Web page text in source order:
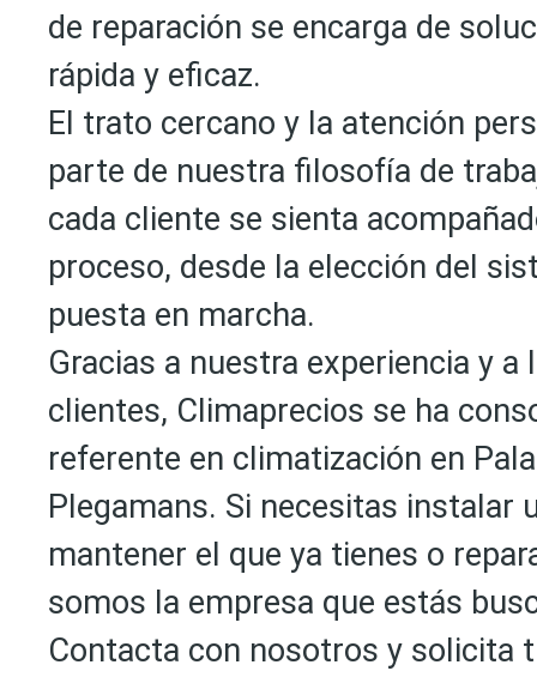
de reparación se encarga de
rápida y eficaz.
El trato cercano y la atención
parte de nuestra filosofía de
cada cliente se sienta
proceso, desde la elección del
puesta en marcha.
Gracias a nuestra experiencia y a
clientes, Climaprecios se ha
referente en climatización en
Plegamans. Si necesitas instalar
mantener el que ya tienes o
somos la empresa que estás
Contacta con nosotros y solicita